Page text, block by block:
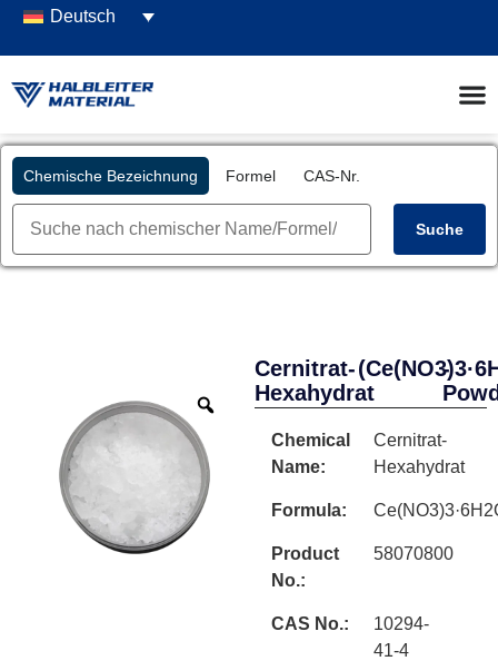
Deutsch
Chemische Bezeichnung Formel CAS-Nr.
Suche
Cernitrat-
Hexahydrat
-
Chemical
Name:
Cernitrat-
Hexahydrat
Formula:
Product
No.:
58070800
CAS No.:
10294-
41-4